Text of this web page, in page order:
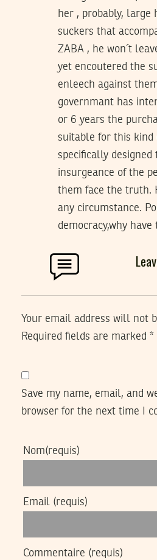
her , probably, large
suckers that
ZABA , he won´t
yet encoutered the
enleech against
governmant has
or 6 years the
suitable for this kind
specifically designed
insurgeance of the
them face the truth.
any circumstance.
democracy,why
Your email address will not
Required fields are marked *
Save my name, email, and
browser for the next time I
Nom(requis)
Email (requis)
Commentaire (requis)